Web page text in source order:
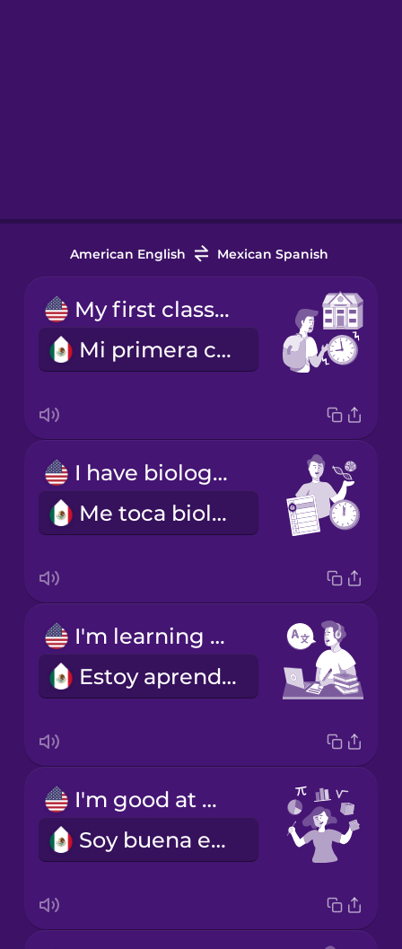
American English Mexican Spanish
My first class starts at nine.
Mi primera clase empieza a las nueve.
I have biology on Tuesday mornings.
Me toca biología los martes en la mañana.
I'm learning a language.
Estoy aprendiendo un idioma.
I'm good at math.
Soy buena en matemáticas.